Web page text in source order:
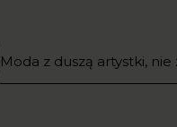
Moda z duszą artystki, nie